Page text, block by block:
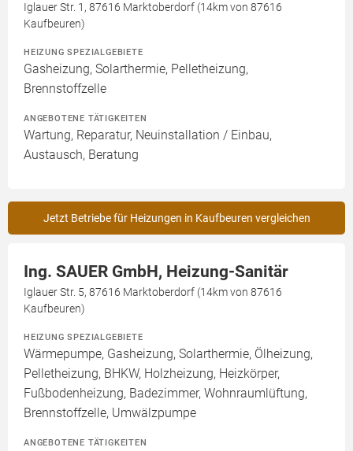
Iglauer Str. 1, 87616 Marktoberdorf (14km von 87616
Kaufbeuren)
HEIZUNG SPEZIALGEBIETE
Gasheizung, Solarthermie, Pelletheizung,
Brennstoffzelle
ANGEBOTENE TÄTIGKEITEN
Wartung, Reparatur, Neuinstallation / Einbau,
Austausch, Beratung
Jetzt Betriebe für Heizungen in Kaufbeuren vergleichen
Ing. SAUER GmbH, Heizung-Sanitär
Iglauer Str. 5, 87616 Marktoberdorf (14km von 87616
Kaufbeuren)
HEIZUNG SPEZIALGEBIETE
Wärmepumpe, Gasheizung, Solarthermie, Ölheizung,
Pelletheizung, BHKW, Holzheizung, Heizkörper,
Fußbodenheizung, Badezimmer, Wohnraumlüftung,
Brennstoffzelle, Umwälzpumpe
ANGEBOTENE TÄTIGKEITEN